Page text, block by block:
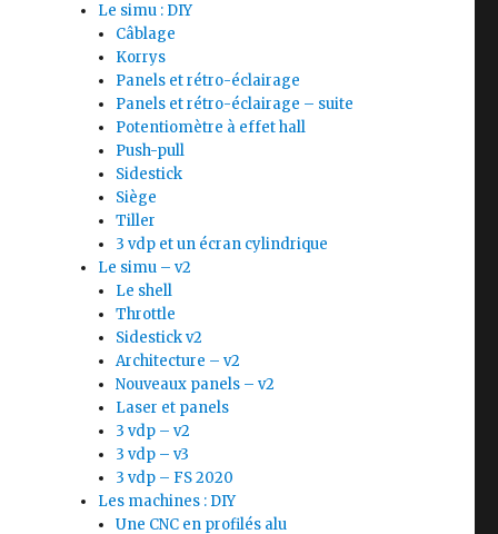
Le simu : DIY
Câblage
Korrys
Panels et rétro-éclairage
Panels et rétro-éclairage – suite
Potentiomètre à effet hall
Push-pull
Sidestick
Siège
Tiller
3 vdp et un écran cylindrique
Le simu – v2
Le shell
Throttle
Sidestick v2
Architecture – v2
Nouveaux panels – v2
Laser et panels
3 vdp – v2
3 vdp – v3
3 vdp – FS 2020
Les machines : DIY
Une CNC en profilés alu